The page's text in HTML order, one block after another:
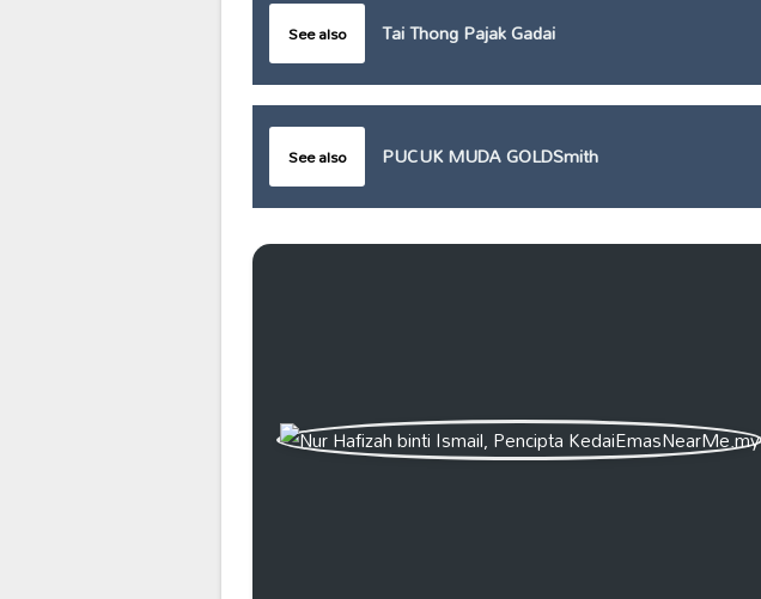
See also Tai Thong Pajak Gadai
See also PUCUK MUDA GOLDSmith